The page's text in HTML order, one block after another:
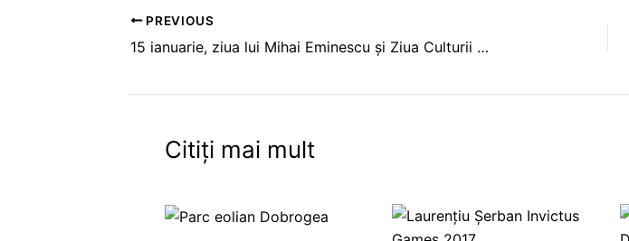
PREVIOUS
15 ianuarie, ziua lui Mihai Eminescu și Ziua Culturii Naționale
Citiți mai mult